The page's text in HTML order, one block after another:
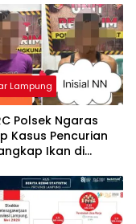
Karakter Generasi
Lampung
Polsek Ngaras
Kasus Pencurian
Ikan di
Pelaku